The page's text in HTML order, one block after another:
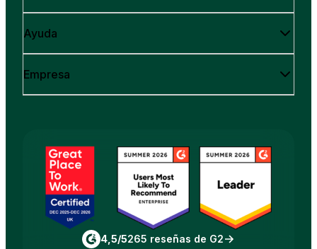
Ayuda
Empresa
4,5/5265 reseñas de G2